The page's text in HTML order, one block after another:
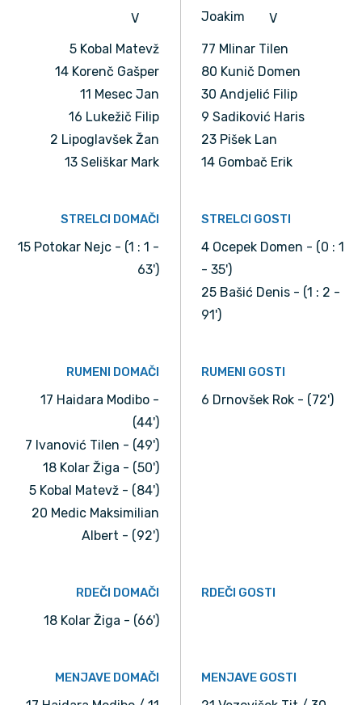
V
5 Kobal Matevž
14 Korenč Gašper
11 Mesec Jan
16 Lukežič Filip
2 Lipoglavšek Žan
13 Seliškar Mark
Joakim V
77 Mlinar Tilen
80 Kunič Domen
30 Andjelić Filip
9 Sadiković Haris
23 Pišek Lan
14 Gombač Erik
STRELCI DOMAČI
15 Potokar Nejc - (1 : 1 -
63')
STRELCI GOSTI
4 Ocepek Domen - (0 : 1
- 35')
25 Bašić Denis - (1 : 2 -
91')
RUMENI DOMAČI
17 Haidara Modibo -
(44')
7 Ivanović Tilen - (49')
18 Kolar Žiga - (50')
5 Kobal Matevž - (84')
20 Medic Maksimilian
Albert - (92')
RUMENI GOSTI
6 Drnovšek Rok - (72')
RDEČI DOMAČI
18 Kolar Žiga - (66')
RDEČI GOSTI
MENJAVE DOMAČI MENJAVE GOSTI